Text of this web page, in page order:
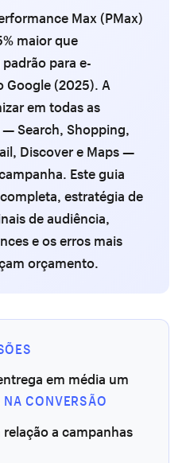
Max (PMax)
maior que
para e-
Google (2025). A
em todas as
Search, Shopping,
Discover e Maps —
Este guia
estratégia de
de audiência,
e os erros mais
orçamento.
em média um
CONVERSÃO
relação a campanhas